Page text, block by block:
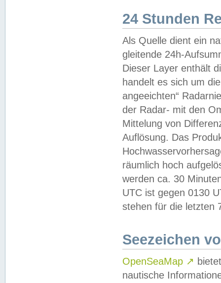
24 Stunden
Als Quelle dient ein
gleitende 24h-
Dieser Layer enthält
handelt es sich um
angeeichten“
der Radar- mit den
Mittelung von
Auflösung. Das
räumlich hoch
werden ca. 30
UTC ist gegen 0130
stehen für die letzten
Seezeichen
OpenSeaMap ↗
nautische